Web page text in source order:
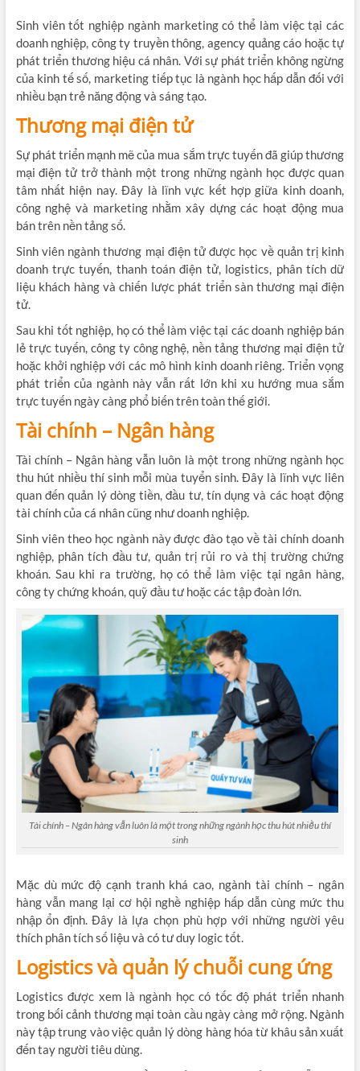
Sinh viên tốt nghiệp ngành marketing có thể làm việc tại các
doanh nghiệp, công ty truyền thông, agency quảng cáo hoặc tự
phát triển thương hiệu cá nhân. Với sự phát triển không ngừng
của kinh tế số, marketing tiếp tục là ngành học hấp dẫn đối với
nhiều bạn trẻ năng động và sáng tạo.
Thương mại điện tử
Sự phát triển mạnh mẽ của mua sắm trực tuyến đã giúp thương
mại điện tử trở thành một trong những ngành học được quan
tâm nhất hiện nay. Đây là lĩnh vực kết hợp giữa kinh doanh,
công nghệ và marketing nhằm xây dựng các hoạt động mua
bán trên nền tảng số.
Sinh viên ngành thương mại điện tử được học về quản trị kinh
doanh trực tuyến, thanh toán điện tử, logistics, phân tích dữ
liệu khách hàng và chiến lược phát triển sàn thương mại điện
tử.
Sau khi tốt nghiệp, họ có thể làm việc tại các doanh nghiệp bán
lẻ trực tuyến, công ty công nghệ, nền tảng thương mại điện tử
hoặc khởi nghiệp với các mô hình kinh doanh riêng. Triển vọng
phát triển của ngành này vẫn rất lớn khi xu hướng mua sắm
trực tuyến ngày càng phổ biến trên toàn thế giới.
Tài chính – Ngân hàng
Tài chính – Ngân hàng vẫn luôn là một trong những ngành học
thu hút nhiều thí sinh mỗi mùa tuyển sinh. Đây là lĩnh vực liên
quan đến quản lý dòng tiền, đầu tư, tín dụng và các hoạt động
tài chính của cá nhân cũng như doanh nghiệp.
Sinh viên theo học ngành này được đào tạo về tài chính doanh
nghiệp, phân tích đầu tư, quản trị rủi ro và thị trường chứng
khoán. Sau khi ra trường, họ có thể làm việc tại ngân hàng,
công ty chứng khoán, quỹ đầu tư hoặc các tập đoàn lớn.
Tài chính – Ngân hàng vẫn luôn là một trong những ngành học thu hút nhiều thí
sinh
Mặc dù mức độ cạnh tranh khá cao, ngành tài chính – ngân
hàng vẫn mang lại cơ hội nghề nghiệp hấp dẫn cùng mức thu
nhập ổn định. Đây là lựa chọn phù hợp với những người yêu
thích phân tích số liệu và có tư duy logic tốt.
Logistics và quản lý chuỗi cung ứng
Logistics được xem là ngành học có tốc độ phát triển nhanh
trong bối cảnh thương mại toàn cầu ngày càng mở rộng. Ngành
này tập trung vào việc quản lý dòng hàng hóa từ khâu sản xuất
đến tay người tiêu dùng.